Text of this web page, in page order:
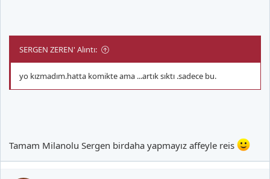
SERGEN ZEREN' Alıntı:
yo kızmadım.hatta komikte ama ...artık sıktı .sadece bu.
Tamam Milanolu Sergen birdaha yapmayız affeyle reis